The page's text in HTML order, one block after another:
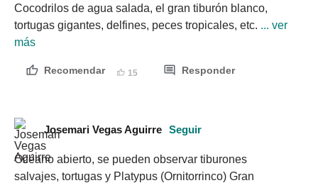
Cocodrilos de agua salada, el gran tiburón blanco,
tortugas gigantes, delfines, peces tropicales, etc. ... ver
más
Recomendar 15 Responder
Josemari Vegas Aguirre Seguir
Océano abierto, se pueden observar tiburones
salvajes, tortugas y Platypus (Ornitorrinco) Gran